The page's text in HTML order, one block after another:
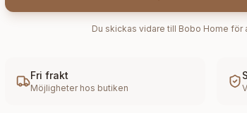
Du skickas vidare till Bobo Home för
Fri frakt
Möjligheter hos butiken